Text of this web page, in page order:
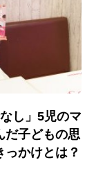
し」5児のマ
だ子どもの思
かけとは？